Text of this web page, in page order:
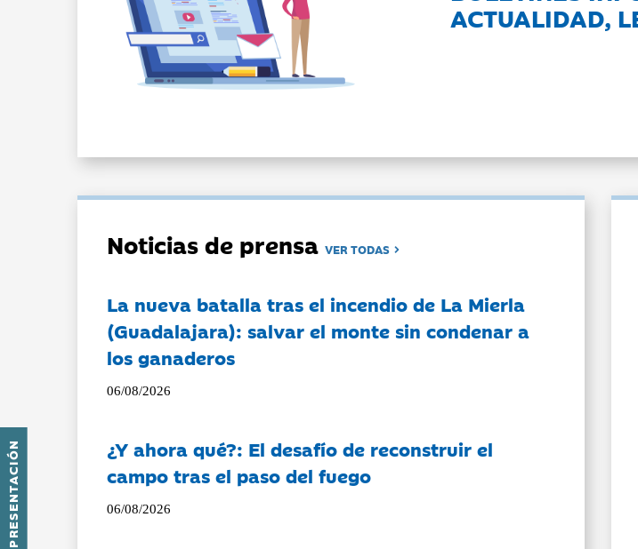
PRESENTACIÓN
ACTUALIDAD,
Noticias de prensaVER TODAS
La nueva batalla tras el incendio de La Mierla
(Guadalajara): salvar el monte sin condenar a
los ganaderos
06/08/2026
¿Y ahora qué?: El desafío de reconstruir el
campo tras el paso del fuego
06/08/2026